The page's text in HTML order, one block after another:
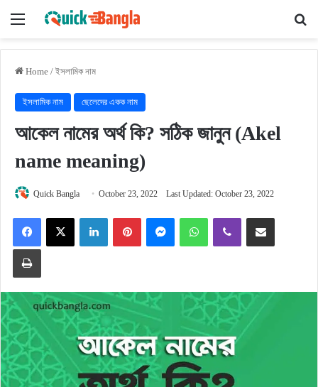
Menu
Home / ইসলামিক নাম
ইসলামিক নাম ছেলেদের একক নাম
আকেল নামের অর্থ কি? সঠিক জানুন (Akel
name meaning)
Quick Bangla October 23, 2022 Last Updated: October 23, 2022
FacebookX LinkedInPinterestMessengerWhatsAppViber Share via Email
Print